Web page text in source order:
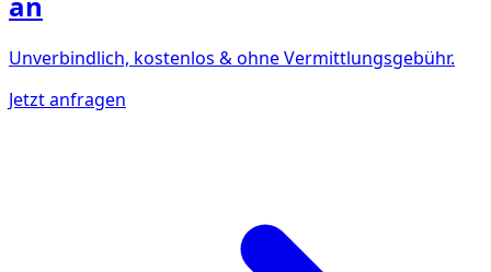
Unverbindlich, kostenlos & ohne Vermittlungsgebühr.
Jetzt anfragen